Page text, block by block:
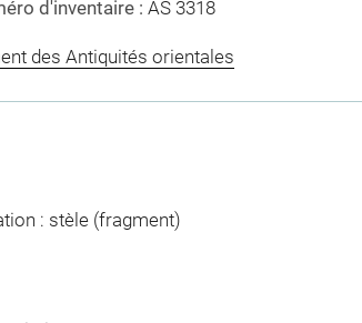
d'inventaire : AS 3318
des Antiquités orientales
: stèle (fragment)